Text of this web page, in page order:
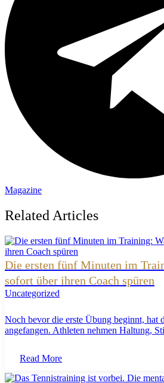
Magazine
Related Articles
Die ersten fünf Minuten im
sofort über ihren Coach spüren
Uncategorized
Noch bevor die erste Übung beginnt, hat
angefangen. Athleten nehmen Haltung,
Read More